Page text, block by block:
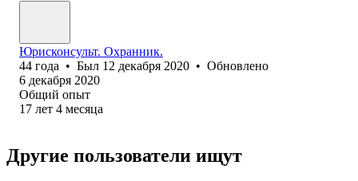
Юрисконсульт. Охранник.
44 года • Был 12 декабря 2020 • Обновлено
6 декабря 2020
Общий опыт
17 лет 4 месяца
Другие пользователи ищут